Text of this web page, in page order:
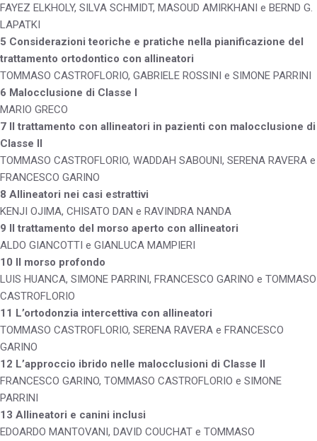
FAYEZ ELKHOLY, SILVA SCHMIDT, MASOUD AMIRKHANI e BERND G.
LAPATKI
5 Considerazioni teoriche e pratiche nella pianificazione del
trattamento ortodontico con allineatori
TOMMASO CASTROFLORIO, GABRIELE ROSSINI e SIMONE PARRINI
6 Malocclusione di Classe I
MARIO GRECO
7 Il trattamento con allineatori in pazienti con malocclusione di
Classe II
TOMMASO CASTROFLORIO, WADDAH SABOUNI, SERENA RAVERA e
FRANCESCO GARINO
8 Allineatori nei casi estrattivi
KENJI OJIMA, CHISATO DAN e RAVINDRA NANDA
9 Il trattamento del morso aperto con allineatori
ALDO GIANCOTTI e GIANLUCA MAMPIERI
10 Il morso profondo
LUIS HUANCA, SIMONE PARRINI, FRANCESCO GARINO e TOMMASO
CASTROFLORIO
11 L’ortodonzia intercettiva con allineatori
TOMMASO CASTROFLORIO, SERENA RAVERA e FRANCESCO
GARINO
12 L’approccio ibrido nelle malocclusioni di Classe II
FRANCESCO GARINO, TOMMASO CASTROFLORIO e SIMONE
PARRINI
13 Allineatori e canini inclusi
EDOARDO MANTOVANI, DAVID COUCHAT e TOMMASO